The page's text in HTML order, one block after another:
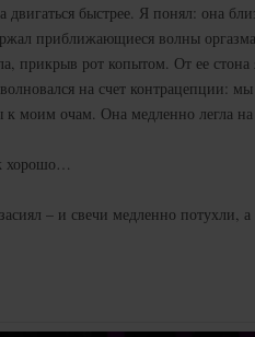
двигаться быстрее. Я понял: она
приближающиеся волны
прикрыв рот копытом. От ее
на счет контрацепции:
к моим очам. Она медленно легла
хорошо…
– и свечи медленно потухли, а